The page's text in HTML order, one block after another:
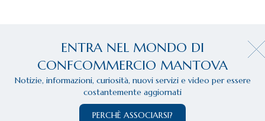
ENTRA NEL MONDO DI
CONFCOMMERCIO MANTOVA
Notizie, informazioni, curiosità, nuovi servizi e video per essere
costantemente aggiornati
PERCHÈ ASSOCIARSI?